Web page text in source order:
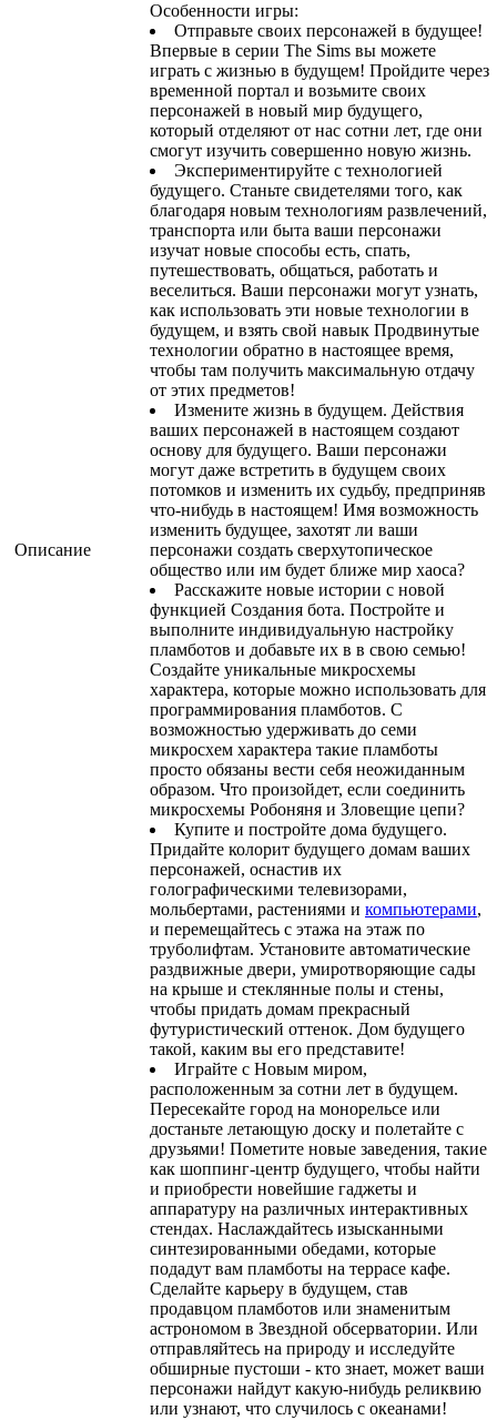
Описание
Особенности игры:
Отправьте своих персонажей в будущее!
Впервые в серии The Sims вы можете
играть с жизнью в будущем! Пройдите через
временной портал и возьмите своих
персонажей в новый мир будущего,
который отделяют от нас сотни лет, где они
смогут изучить совершенно новую жизнь.
Экспериментируйте с технологией
будущего. Станьте свидетелями того, как
благодаря новым технологиям развлечений,
транспорта или быта ваши персонажи
изучат новые способы есть, спать,
путешествовать, общаться, работать и
веселиться. Ваши персонажи могут узнать,
как использовать эти новые технологии в
будущем, и взять свой навык Продвинутые
технологии обратно в настоящее время,
чтобы там получить максимальную отдачу
от этих предметов!
Измените жизнь в будущем. Действия
ваших персонажей в настоящем создают
основу для будущего. Ваши персонажи
могут даже встретить в будущем своих
потомков и изменить их судьбу, предприняв
что-нибудь в настоящем! Имя возможность
изменить будущее, захотят ли ваши
персонажи создать сверхутопическое
общество или им будет ближе мир хаоса?
Расскажите новые истории с новой
функцией Создания бота. Постройте и
выполните индивидуальную настройку
пламботов и добавьте их в в свою семью!
Создайте уникальные микросхемы
характера, которые можно использовать для
программирования пламботов. С
возможностью удерживать до семи
микросхем характера такие пламботы
просто обязаны вести себя неожиданным
образом. Что произойдет, если соединить
микросхемы Робоняня и Зловещие цепи?
Купите и постройте дома будущего.
Придайте колорит будущего домам ваших
персонажей, оснастив их
голографическими телевизорами,
мольбертами, растениями и компьютерами,
и перемещайтесь с этажа на этаж по
труболифтам. Установите автоматические
раздвижные двери, умиротворяющие сады
на крыше и стеклянные полы и стены,
чтобы придать домам прекрасный
футуристический оттенок. Дом будущего
такой, каким вы его представите!
Играйте с Новым миром,
расположенным за сотни лет в будущем.
Пересекайте город на монорельсе или
достаньте летающую доску и полетайте с
друзьями! Пометите новые заведения, такие
как шоппинг-центр будущего, чтобы найти
и приобрести новейшие гаджеты и
аппаратуру на различных интерактивных
стендах. Наслаждайтесь изысканными
синтезированными обедами, которые
подадут вам пламботы на террасе кафе.
Сделайте карьеру в будущем, став
продавцом пламботов или знаменитым
астрономом в Звездной обсерватории. Или
отправляйтесь на природу и исследуйте
обширные пустоши - кто знает, может ваши
персонажи найдут какую-нибудь реликвию
или узнают, что случилось с океанами!